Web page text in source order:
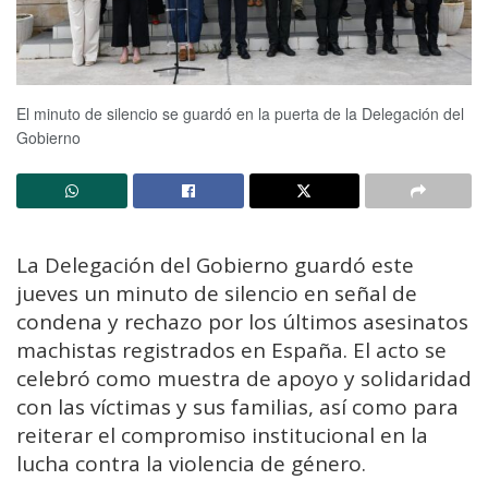
El minuto de silencio se guardó en la puerta de la Delegación del
Gobierno
La Delegación del Gobierno guardó este
jueves un minuto de silencio en señal de
condena y rechazo por los últimos asesinatos
machistas registrados en España. El acto se
celebró como muestra de apoyo y solidaridad
con las víctimas y sus familias, así como para
reiterar el compromiso institucional en la
lucha contra la violencia de género.